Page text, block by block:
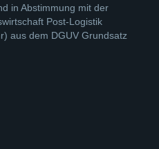
in Abstimmung mit der
Post-Logistik
aus dem DGUV Grundsatz